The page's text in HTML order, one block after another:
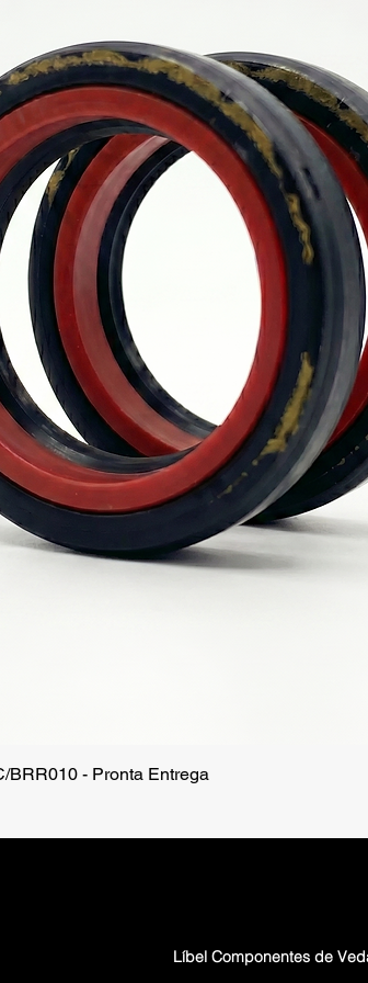
Quick View
BRR010 - Pronta Entrega
Líbel Componentes de